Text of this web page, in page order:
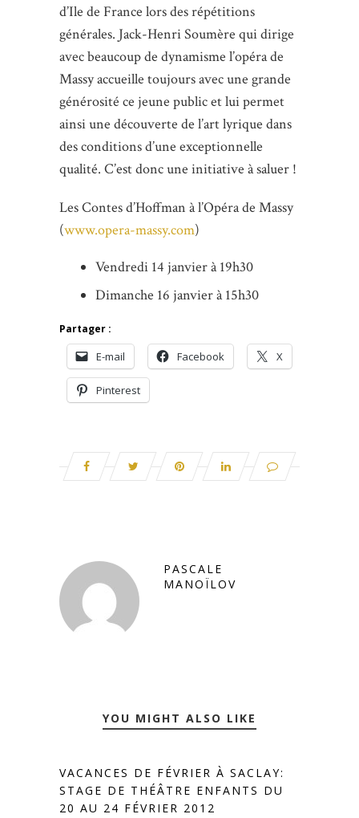
d’Ile de France lors des répétitions
générales. Jack-Henri Soumère qui dirige
avec beaucoup de dynamisme l’opéra de
Massy accueille toujours avec une grande
générosité ce jeune public et lui permet
ainsi une découverte de l’art lyrique dans
des conditions d’une exceptionnelle
qualité. C’est donc une initiative à saluer !
Les Contes d’Hoffman à l’Opéra de Massy
(www.opera-massy.com)
Vendredi 14 janvier à 19h30
Dimanche 16 janvier à 15h30
Partager :
E-mail Facebook X
Pinterest
PASCALE
MANOÏLOV
YOU MIGHT ALSO LIKE
VACANCES DE FÉVRIER À SACLAY:
STAGE DE THÉÂTRE ENFANTS DU
20 AU 24 FÉVRIER 2012